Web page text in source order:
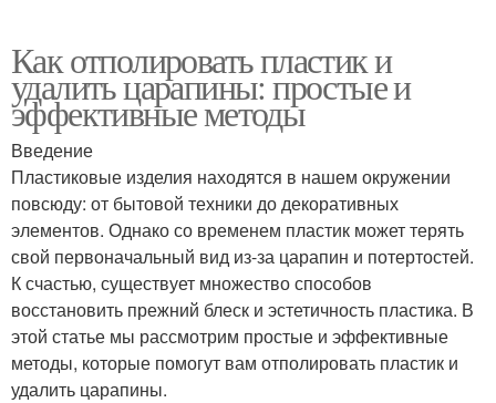
Как отполировать пластик и
удалить царапины: простые и
эффективные методы
Введение
Пластиковые изделия находятся в нашем окружении
повсюду: от бытовой техники до декоративных
элементов. Однако со временем пластик может терять
свой первоначальный вид из-за царапин и потертостей.
К счастью, существует множество способов
восстановить прежний блеск и эстетичность пластика. В
этой статье мы рассмотрим простые и эффективные
методы, которые помогут вам отполировать пластик и
удалить царапины.